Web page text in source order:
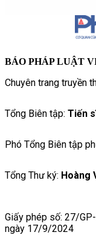
BÁO PHÁP LUẬT
Chuyên trang truyền
Tổng Biên tập: Tiến
Phó Tổng Biên tập
Tổng Thư ký: Hoàng
Giấy phép số: 27/
ngày 17/9/2024